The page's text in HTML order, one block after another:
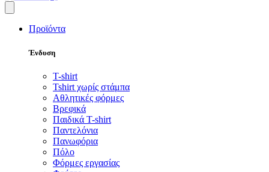
Προϊόντα
Ένδυση
T-shirt
Tshirt χωρίς στάμπα
Αθλητικές φόρμες
Βρεφικά
Παιδικά T-shirt
Παντελόνια
Πανωφόρια
Πόλο
Φόρμες εργασίας